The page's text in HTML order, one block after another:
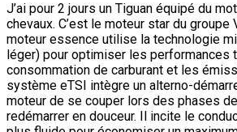
J’ai pour 2 jours un Tiguan équipé du
chevaux. C’est le moteur star du groupe
moteur essence utilise la technologie
léger) pour optimiser les performances
consommation de carburant et les
système eTSI intègre un alterno-
moteur de se couper lors des phases
redémarrer en douceur. Il incite le